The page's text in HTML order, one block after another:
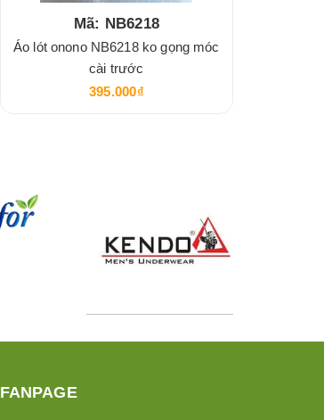
Mã: NB6218
Áo lót onono NB6218 ko gọng móc
cài trước
395.000₫
FANPAGE